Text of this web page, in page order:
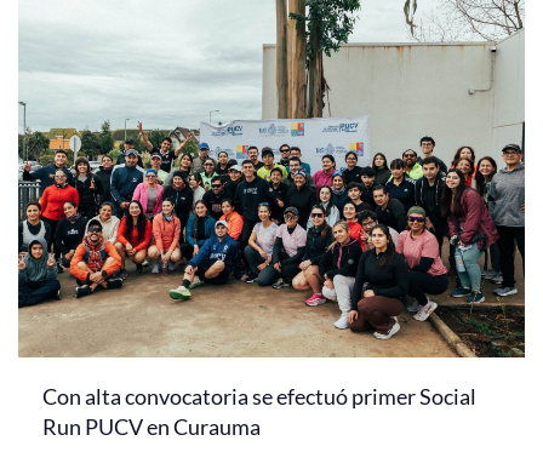
Con alta convocatoria se efectuó primer Social
Run PUCV en Curauma